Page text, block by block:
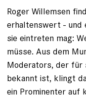
Roger Willemsen
erhaltenswert - und
sie eintreten mag:
müsse. Aus dem
Moderators, der für
bekannt ist, klingt
ein Prominenter auf